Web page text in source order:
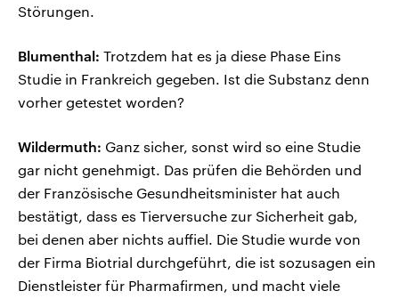
Störungen.
Blumenthal: Trotzdem hat es ja diese Phase Eins
Studie in Frankreich gegeben. Ist die Substanz denn
vorher getestet worden?
Wildermuth: Ganz sicher, sonst wird so eine Studie
gar nicht genehmigt. Das prüfen die Behörden und
der Französische Gesundheitsminister hat auch
bestätigt, dass es Tierversuche zur Sicherheit gab,
bei denen aber nichts auffiel. Die Studie wurde von
der Firma Biotrial durchgeführt, die ist sozusagen ein
Dienstleister für Pharmafirmen, und macht viele